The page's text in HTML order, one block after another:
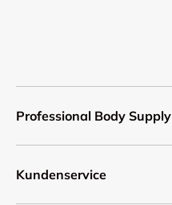
Professional Body Supply
Kundenservice